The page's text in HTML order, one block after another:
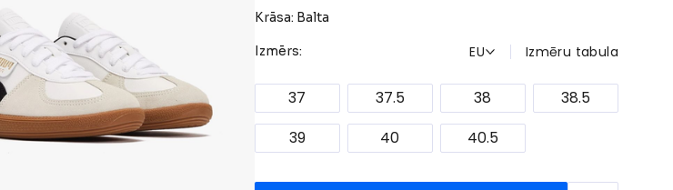
Krāsa: Balta
Izmērs: EU Izmēru tabula
37 37.5 38
38.5
39
40 40.5